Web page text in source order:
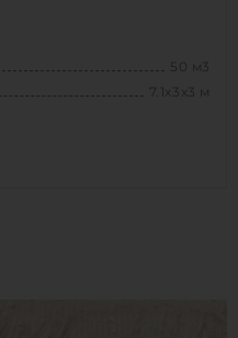
50 м3
7.1х3х3 м